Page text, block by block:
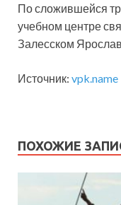
По сложившейся
учебном центре
Залесском
Источник: vpk.name
ПОХОЖИЕ